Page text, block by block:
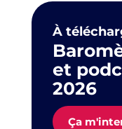
À
et
2026
Ça